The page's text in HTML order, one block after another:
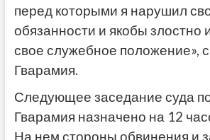
перед которыми я нарушил
обязанности и якобы злостно
свое служебное положение»,
Гварамия.
Следующее заседание суда
Гварамия назначено на 12
На нем стороны обвинения и